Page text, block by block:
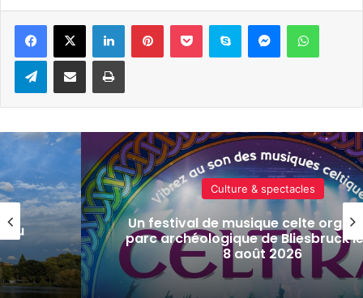
LinkedinPinterestPocket Skype Messenger
TelegramPartager par e-mail Imprimer
au
7 et
Actualité locale & société
Tout-Metz, armée, sports de
actus de la semaine à Metz (31
2026)